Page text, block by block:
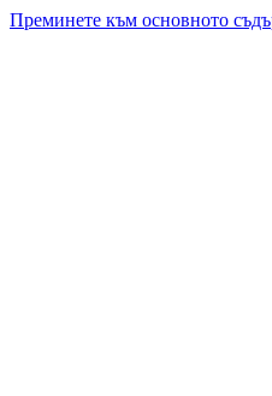
Преминете към основното